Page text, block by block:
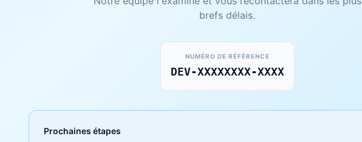
brefs délais.
NUMÉRO DE RÉFÉRENCE
DEV-XXXXXXXX-XXXX
Prochaines étapes